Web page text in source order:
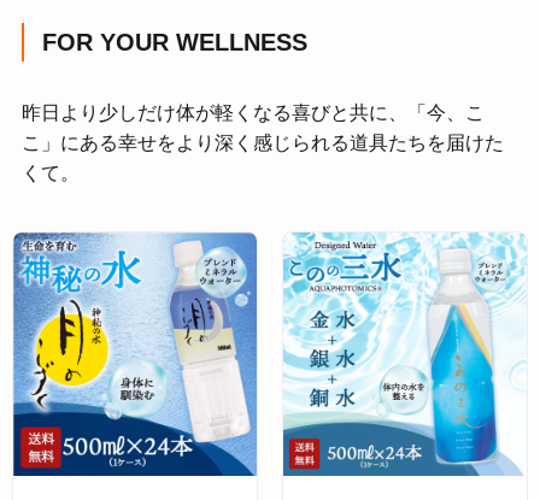
FOR YOUR WELLNESS
昨日より少しだけ体が軽くなる喜びと共に、「今、こ
こ」にある幸せをより深く感じられる道具たちを届けた
くて。